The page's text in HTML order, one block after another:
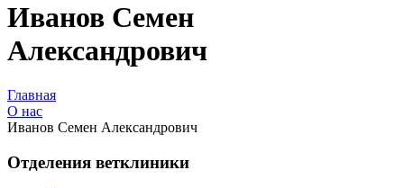
Иванов Семен
Александрович
Главная
О нас
Иванов Семен Александрович
Отделения ветклиники